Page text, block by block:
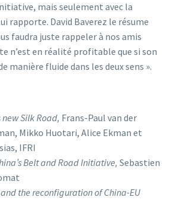
mais seulement avec la
rapporte. David Baverez le résume
faudra juste rappeler à nos amis
n’est en réalité profitable que si son
manière fluide dans les deux sens ».
new Silk Road, Frans-Paul van der
Mikko Huotari, Alice Ekman et
IFRI
Belt and Road Initiative, Sebastien
the reconfiguration of China-EU